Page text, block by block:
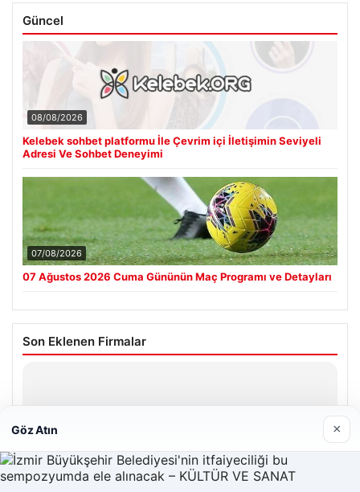
Güncel
08/08/2026
Kelebek sohbet platformu İle Çevrim içi İletişimin Seviyeli
Adresi Ve Sohbet Deneyimi
07/08/2026
07 Ağustos 2026 Cuma Gününün Maç Programı ve Detayları
Son Eklenen Firmalar
Göz Atın ×